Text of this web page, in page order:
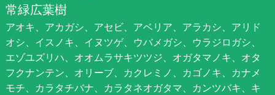
常緑広葉樹
アオキ、アカガシ、アセビ、アベリア、アラカシ、アリド
オシ、イスノキ、イヌツゲ、ウバメガシ、ウラジロガシ、
エゾユズリハ、オオムラサキツツジ、オガタマノキ、オタ
フクナンテン、オリーブ、カクレミノ、カゴノキ、カナメ
モチ、カラタチバナ、カラタネオガタマ、カンツバキ、キ